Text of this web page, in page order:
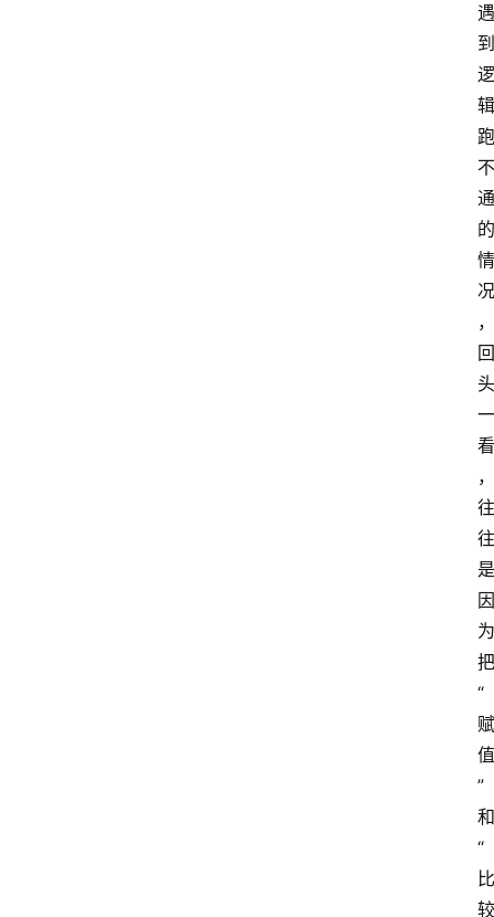
遇
到
逻
辑
跑
不
通
的
情
况
，
回
头
一
看
，
往
往
是
因
为
把
“
赋
值
”
和
“
比
较